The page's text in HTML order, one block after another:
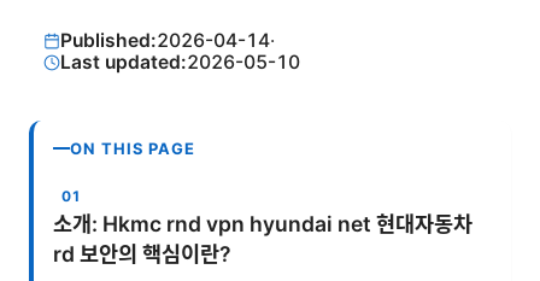
Published:2026-04-14·
Last updated:2026-05-10
ON THIS PAGE
소개: Hkmc rnd vpn hyundai net 현대자동차
rd 보안의 핵심이란?